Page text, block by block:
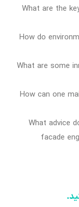
1. What are the
2. How do
3. What are some
4. How can one
5. What
facade